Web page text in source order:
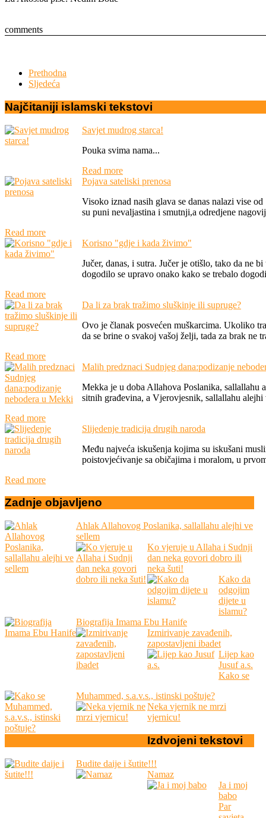
comments
Prethodna
Sljedeća
Najčitaniji islamski tekstovi
Savjet mudrog starca!
Pouka svima nama...
Read more
Pojava sateliski prenosa
Visoko iznad nasih glava se danas nalazi vise
su puni nevaljastina i smutnji,a odredjene
Read more
Korisno "gdje i kada živimo"
Jučer, danas, i sutra. Jučer je otišlo, tako da ne
dogodilo se upravo onako kako se trebalo
Read more
Da li za brak tražimo sluškinje ili supruge?
Ovo je članak posvećen muškarcima. Ukoliko
da se brine o svakoj vašoj želji, tada za brak ne
Read more
Malih predznaci Sudnjeg dana:podizanje
Mekka je u doba Allahova Poslanika, sallallahu
sitnih građevina, a Vjerovjesnik, sallallahu alejhi
Read more
Slijedenje tradicija drugih naroda
Među najveća iskušenja kojima su iskušani
poistovjećivanje sa običajima i moralom, u
Read more
Zadnje objavljeno
Ahlak Allahovog Poslanika, sallallahu alejhi ve
sellem
Ko vjeruje u Allaha i Sudnji
dan neka govori dobro ili
neka šuti!
Kako da
odgojim
dijete u
islamu?
Biografija Imama Ebu Hanife
Izmirivanje zavađenih,
zapostavljeni ibadet
Lijep kao
Jusuf a.s.
Kako se
Muhammed, s.a.v.s., istinski poštuje?
Neka vjernik ne mrzi
vjernicu!
Izdvojeni tekstovi
Budite daije i šutite!!!
Namaz
Ja i moj
babo
Par